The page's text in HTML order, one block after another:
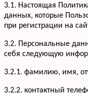
3.1. Настоящая
данных, которые
при регистрации на
3.2. Персональные
себя следующую
3.2.1. фамилию, имя,
3.2.2. контактный